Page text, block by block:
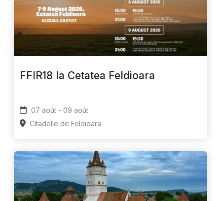
FFIR18 la Cetatea Feldioara
07 août - 09 août
Citadelle de Feldioara